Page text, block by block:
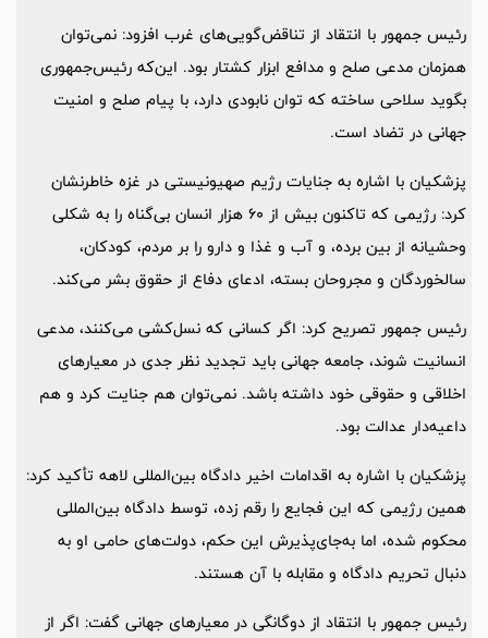
رئیس جمهور با انتقاد از تناقض‌گویی‌های غرب افزود: نمی‌توان
همزمان مدعی صلح و مدافع ابزار کشتار بود. این‌که رئیس‌جمهوری
بگوید سلاحی ساخته که توان نابودی دارد، با پیام صلح و امنیت
جهانی در تضاد است.
پزشکیان با اشاره به جنایات رژیم صهیونیستی در غزه خاطرنشان
کرد: رژیمی که تاکنون بیش از 60 هزار انسان بی‌گناه را به شکلی
وحشیانه از بین برده، و آب و غذا و دارو را بر مردم، کودکان،
سالخوردگان و مجروحان بسته، ادعای دفاع از حقوق بشر می‌کند.
رئیس جمهور تصریح کرد: اگر کسانی که نسل‌کشی می‌کنند، مدعی
انسانیت شوند، جامعه جهانی باید تجدید نظر جدی در معیارهای
اخلاقی و حقوقی خود داشته باشد. نمی‌توان هم جنایت کرد و هم
داعیه‌دار عدالت بود.
پزشکیان با اشاره به اقدامات اخیر دادگاه بین‌المللی لاهه تأکید کرد:
همین رژیمی که این فجایع را رقم زده، توسط دادگاه بین‌المللی
محکوم شده، اما به‌جای‌پذیرش این حکم، دولت‌های حامی او به
دنبال تحریم دادگاه و مقابله با آن هستند.
رئیس جمهور با انتقاد از دوگانگی در معیارهای جهانی گفت: اگر از